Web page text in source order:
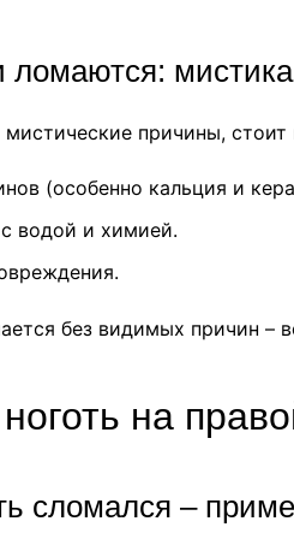
ломаются:
причины,
(особенно кальция и
водой и химией.
без видимых причин –
на
сломался –